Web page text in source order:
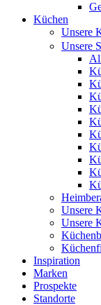
Küchen
Unsere
Unsere
Unsere
Unsere
Inspiration
Marken
Prospekte
Standorte